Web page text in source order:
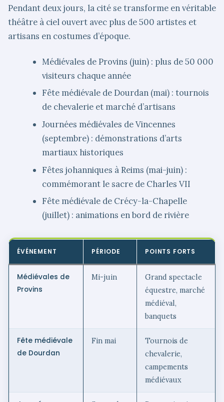
Pendant deux jours, la cité se transforme en véritable
théâtre à ciel ouvert avec plus de 500 artistes et
artisans en costumes d’époque.
Médiévales de Provins (juin) : plus de 50 000
visiteurs chaque année
Fête médiévale de Dourdan (mai) : tournois
de chevalerie et marché d’artisans
Journées médiévales de Vincennes
(septembre) : démonstrations d’arts
martiaux historiques
Fêtes johanniques à Reims (mai-juin) :
commémorant le sacre de Charles VII
Fête médiévale de Crécy-la-Chapelle
(juillet) : animations en bord de rivière
ÉVÉNEMENT PÉRIODE POINTS FORTS
Médiévales de
Provins
Mi-juin
Grand spectacle
équestre, marché
médiéval,
banquets
Fête médiévale
de Dourdan
Fin mai
Tournois de
chevalerie,
campements
médiévaux